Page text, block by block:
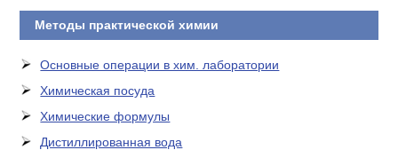
Методы практической химии
Основные операции в хим. лаборатории
Химическая посуда
Химические формулы
Дистиллированная вода